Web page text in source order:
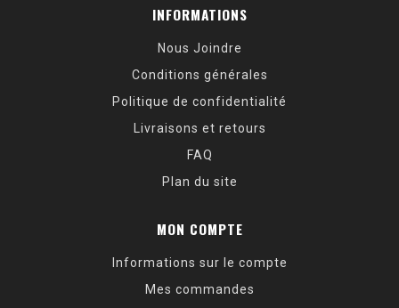
INFORMATIONS
Nous Joindre
Conditions générales
Politique de confidentialité
Livraisons et retours
FAQ
Plan du site
MON COMPTE
Informations sur le compte
Mes commandes